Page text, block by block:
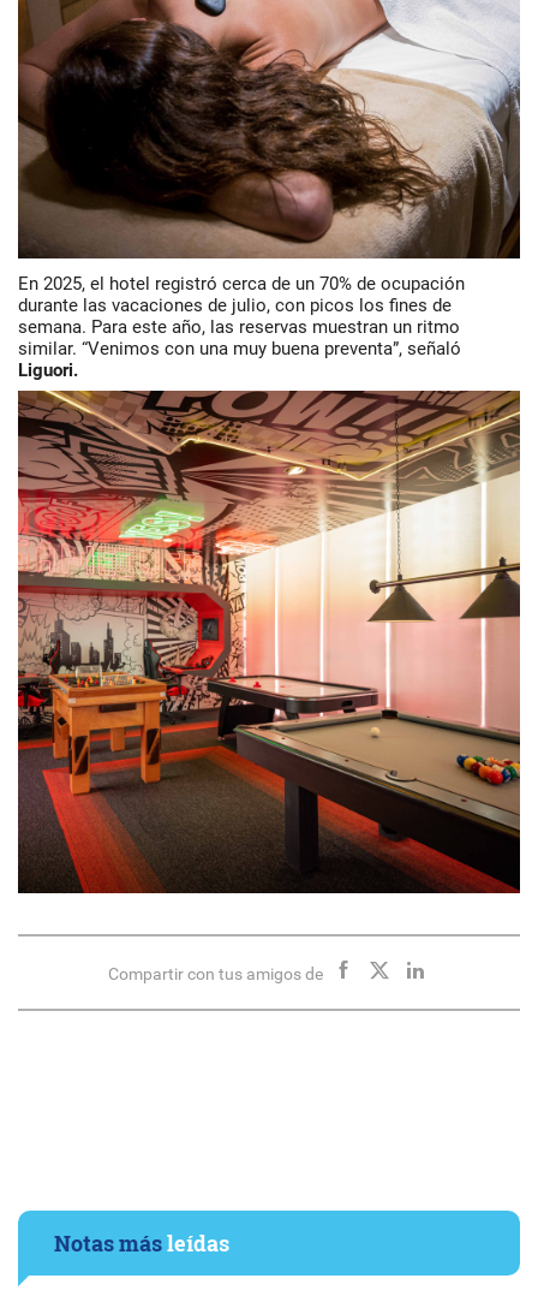
En 2025, el hotel registró cerca de un 70% de ocupación
durante las vacaciones de julio, con picos los fines de
semana. Para este año, las reservas muestran un ritmo
similar. “Venimos con una muy buena preventa”, señaló
Liguori.
Compartir con tus amigos de
Notas másleídas